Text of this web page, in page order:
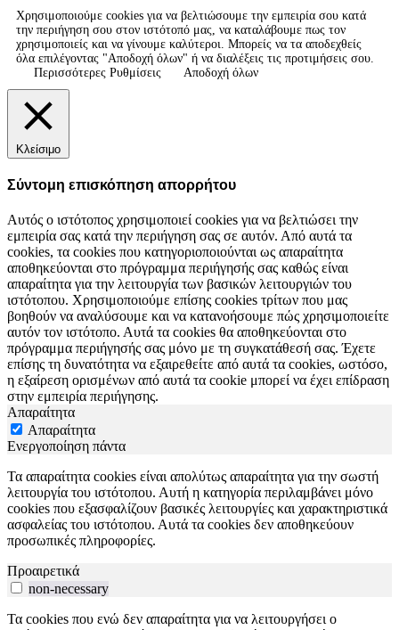
Χρησιμοποιούμε cookies για να βελτιώσουμε την εμπειρία σου κατά
την περιήγηση σου στον ιστότοπό μας, να καταλάβουμε πως τον
χρησιμοποιείς και να γίνουμε καλύτεροι. Μπορείς να τα αποδεχθείς
όλα επιλέγοντας "Αποδοχή όλων" ή να διαλέξεις τις προτιμήσεις σου.
Περισσότερες Ρυθμίσεις
Αποδοχή όλων
Κλείσιμο
Σύντομη επισκόπηση απορρήτου
Αυτός ο ιστότοπος χρησιμοποιεί cookies για να βελτιώσει την
εμπειρία σας κατά την περιήγηση σας σε αυτόν. Από αυτά τα
cookies, τα cookies που κατηγοριοποιούνται ως απαραίτητα
αποθηκεύονται στο πρόγραμμα περιήγησής σας καθώς είναι
απαραίτητα για την λειτουργία των βασικών λειτουργιών του
ιστότοπου. Χρησιμοποιούμε επίσης cookies τρίτων που μας
βοηθούν να αναλύσουμε και να κατανοήσουμε πώς χρησιμοποιείτε
αυτόν τον ιστότοπο. Αυτά τα cookies θα αποθηκεύονται στο
πρόγραμμα περιήγησής σας μόνο με τη συγκατάθεσή σας. Έχετε
επίσης τη δυνατότητα να εξαιρεθείτε από αυτά τα cookies, ωστόσο,
η εξαίρεση ορισμένων από αυτά τα cookie μπορεί να έχει επίδραση
στην εμπειρία περιήγησης.
Απαραίτητα
Απαραίτητα
Ενεργοποίηση πάντα
Τα απαραίτητα cookies είναι απολύτως απαραίτητα για την σωστή
λειτουργία του ιστότοπου. Αυτή η κατηγορία περιλαμβάνει μόνο
cookies που εξασφαλίζουν βασικές λειτουργίες και χαρακτηριστικά
ασφαλείας του ιστότοπου. Αυτά τα cookies δεν αποθηκεύουν
προσωπικές πληροφορίες.
Προαιρετικά
non-necessary
Τα cookies που ενώ δεν απαραίτητα για να λειτουργήσει ο